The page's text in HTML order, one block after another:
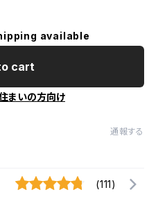
available
cart
まいの方向け
通報する
(111)